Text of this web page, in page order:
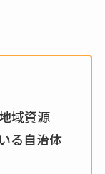
域資源
る自治体